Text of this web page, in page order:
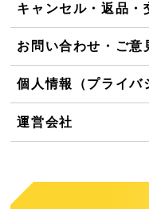
キャンセル・返品・
お問い合わせ・ご意
個人情報（プライバ
運営会社